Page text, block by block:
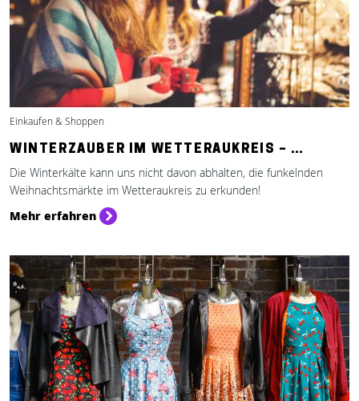
Einkaufen & Shoppen
WINTERZAUBER IM WETTERAUKREIS – …
Die Winterkälte kann uns nicht davon abhalten, die funkelnden
Weihnachtsmärkte im Wetteraukreis zu erkunden!
Mehr erfahren